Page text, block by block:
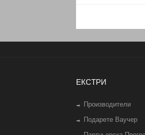
ЕКСТРИ
Производители
Подарете Ваучер